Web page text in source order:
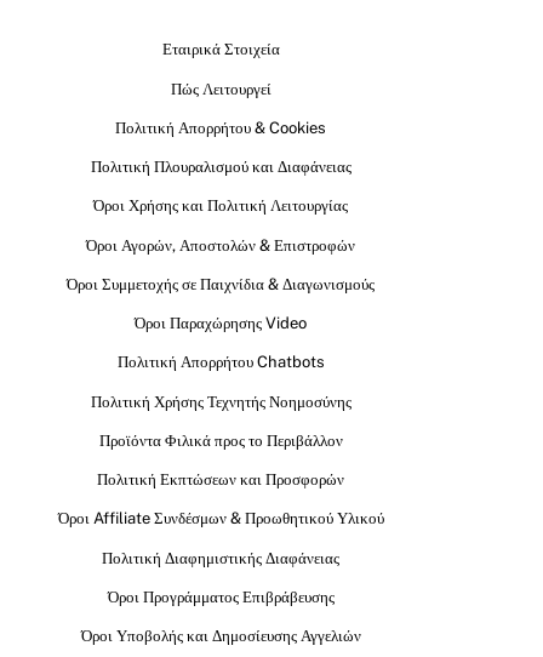
Εταιρικά Στοιχεία
Πώς Λειτουργεί
Πολιτική Απορρήτου & Cookies
Πολιτική Πλουραλισμού και Διαφάνειας
Όροι Χρήσης και Πολιτική Λειτουργίας
Όροι Αγορών, Αποστολών & Επιστροφών
Όροι Συμμετοχής σε Παιχνίδια & Διαγωνισμούς
Όροι Παραχώρησης Video
Πολιτική Απορρήτου Chatbots
Πολιτική Χρήσης Τεχνητής Νοημοσύνης
Προϊόντα Φιλικά προς το Περιβάλλον
Πολιτική Εκπτώσεων και Προσφορών
Όροι Affiliate Συνδέσμων & Προωθητικού Υλικού
Πολιτική Διαφημιστικής Διαφάνειας
Όροι Προγράμματος Επιβράβευσης
Όροι Υποβολής και Δημοσίευσης Αγγελιών